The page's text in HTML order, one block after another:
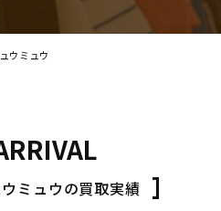
ウミュウ
ミュウの買取実績